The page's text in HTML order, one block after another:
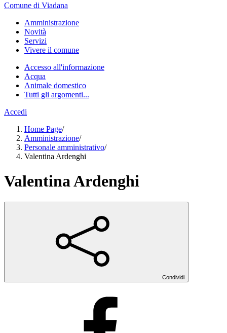
Comune di Viadana
Amministrazione
Novità
Servizi
Vivere il comune
Accesso all'informazione
Acqua
Animale domestico
Tutti gli argomenti...
Accedi
Home Page/
Amministrazione/
Personale amministrativo/
Valentina Ardenghi
Valentina Ardenghi
Condividi